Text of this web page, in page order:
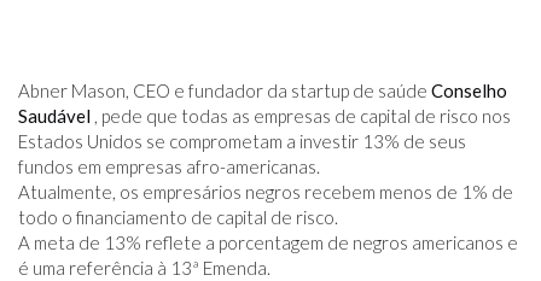
Abner Mason, CEO e fundador da startup de saúde Conselho
Saudável , pede que todas as empresas de capital de risco nos
Estados Unidos se comprometam a investir 13% de seus
fundos em empresas afro-americanas.
Atualmente, os empresários negros recebem menos de 1% de
todo o financiamento de capital de risco.
A meta de 13% reflete a porcentagem de negros americanos e
é uma referência à 13ª Emenda.